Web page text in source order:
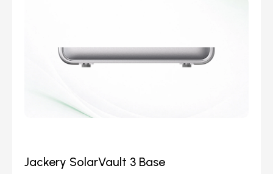
Jackery SolarVault 3 Base